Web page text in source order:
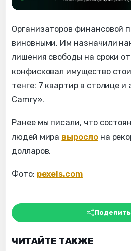
Организаторов финансовой
виновными. Им назначили
лишения свободы на сроки
конфисковал имущество
тенге: 7 квартир в столице
Camry».
Ранее мы писали, что
людей мира вырослона
долларов.
Фото: pexels.com
ЧИТАЙТЕ ТАКЖЕ